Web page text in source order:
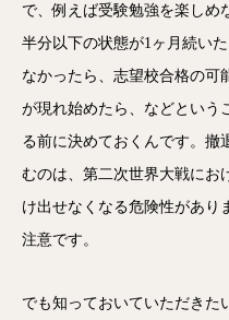
で、例えば受験勉強を楽しめ
半分以下の状態が1ヶ月続い
なかったら、志望校合格の可
が現れ始めたら、などという
る前に決めておくんです。撤
むのは、第二次世界大戦にお
け出せなくなる危険性があり
注意です。
でも知っておいていただきた